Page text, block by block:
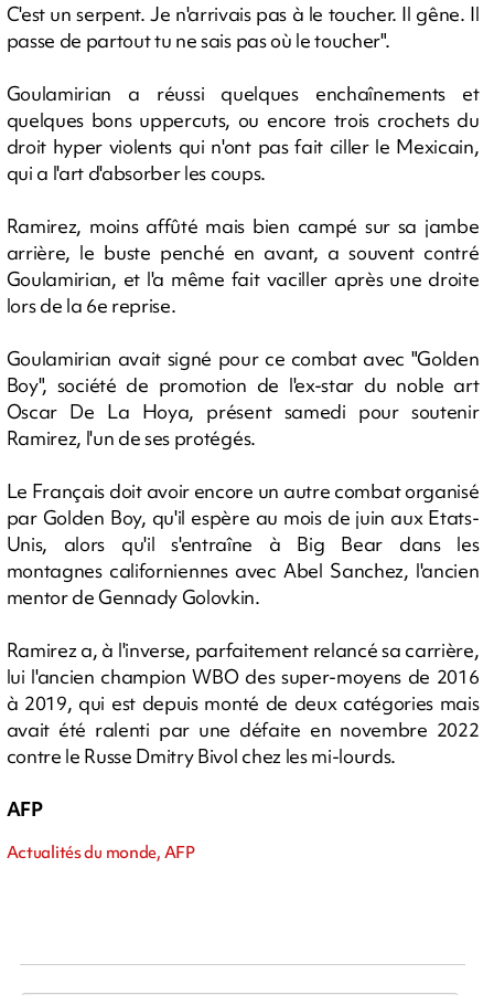
C'est un serpent. Je n'arrivais pas à le toucher. Il gêne. Il
passe de partout tu ne sais pas où le toucher".
Goulamirian a réussi quelques enchaînements et
quelques bons uppercuts, ou encore trois crochets du
droit hyper violents qui n'ont pas fait ciller le Mexicain,
qui a l'art d'absorber les coups.
Ramirez, moins affûté mais bien campé sur sa jambe
arrière, le buste penché en avant, a souvent contré
Goulamirian, et l'a même fait vaciller après une droite
lors de la 6e reprise.
Goulamirian avait signé pour ce combat avec "Golden
Boy", société de promotion de l'ex-star du noble art
Oscar De La Hoya, présent samedi pour soutenir
Ramirez, l'un de ses protégés.
Le Français doit avoir encore un autre combat organisé
par Golden Boy, qu'il espère au mois de juin aux Etats-
Unis, alors qu'il s'entraîne à Big Bear dans les
montagnes californiennes avec Abel Sanchez, l'ancien
mentor de Gennady Golovkin.
Ramirez a, à l'inverse, parfaitement relancé sa carrière,
lui l'ancien champion WBO des super-moyens de 2016
à 2019, qui est depuis monté de deux catégories mais
avait été ralenti par une défaite en novembre 2022
contre le Russe Dmitry Bivol chez les mi-lourds.
AFP
Actualités du monde, AFP